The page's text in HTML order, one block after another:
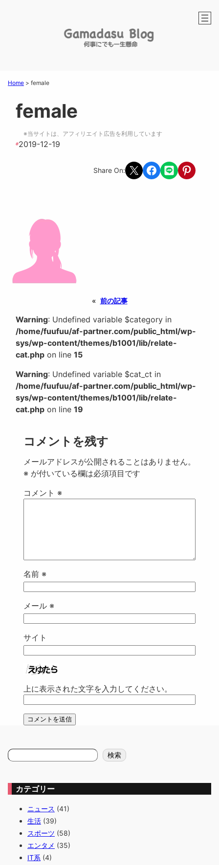
Home > female
female
※当サイトは、アフィリエイト広告を利用しています
#2019-12-19
Share On: Share on X Share on Facebook
Share on LINEShare on
« 前の記事
Warning: Undefined variable $category in
/home/fuufuu/af-partner.com/public_html/wp-
sys/wp-content/themes/b1001/lib/relate-
cat.php on line 15
Warning: Undefined variable $cat_ct in
/home/fuufuu/af-partner.com/public_html/wp-
sys/wp-content/themes/b1001/lib/relate-
cat.php on line 19
コメントを残す
メールアドレスが公開されることはありません。
※ が付いている欄は必須項目です
コメント ※
名前 ※
メール ※
サイト
上に表示された文字を入力してください。
検
索
検索
カテゴリー
ニュース (41)
生活 (39)
スポーツ (58)
エンタメ (35)
IT系 (4)